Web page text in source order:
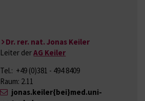
Dr. rer. nat. Jonas Keiler
Leiter derAG Keiler
Tel.: +49 (0)381 - 494 8409
Raum: 2.11
jonas.keiler{bei}med.uni-